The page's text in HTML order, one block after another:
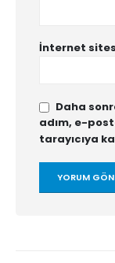
İnternet
Daha
adım, e-
tarayıcıya